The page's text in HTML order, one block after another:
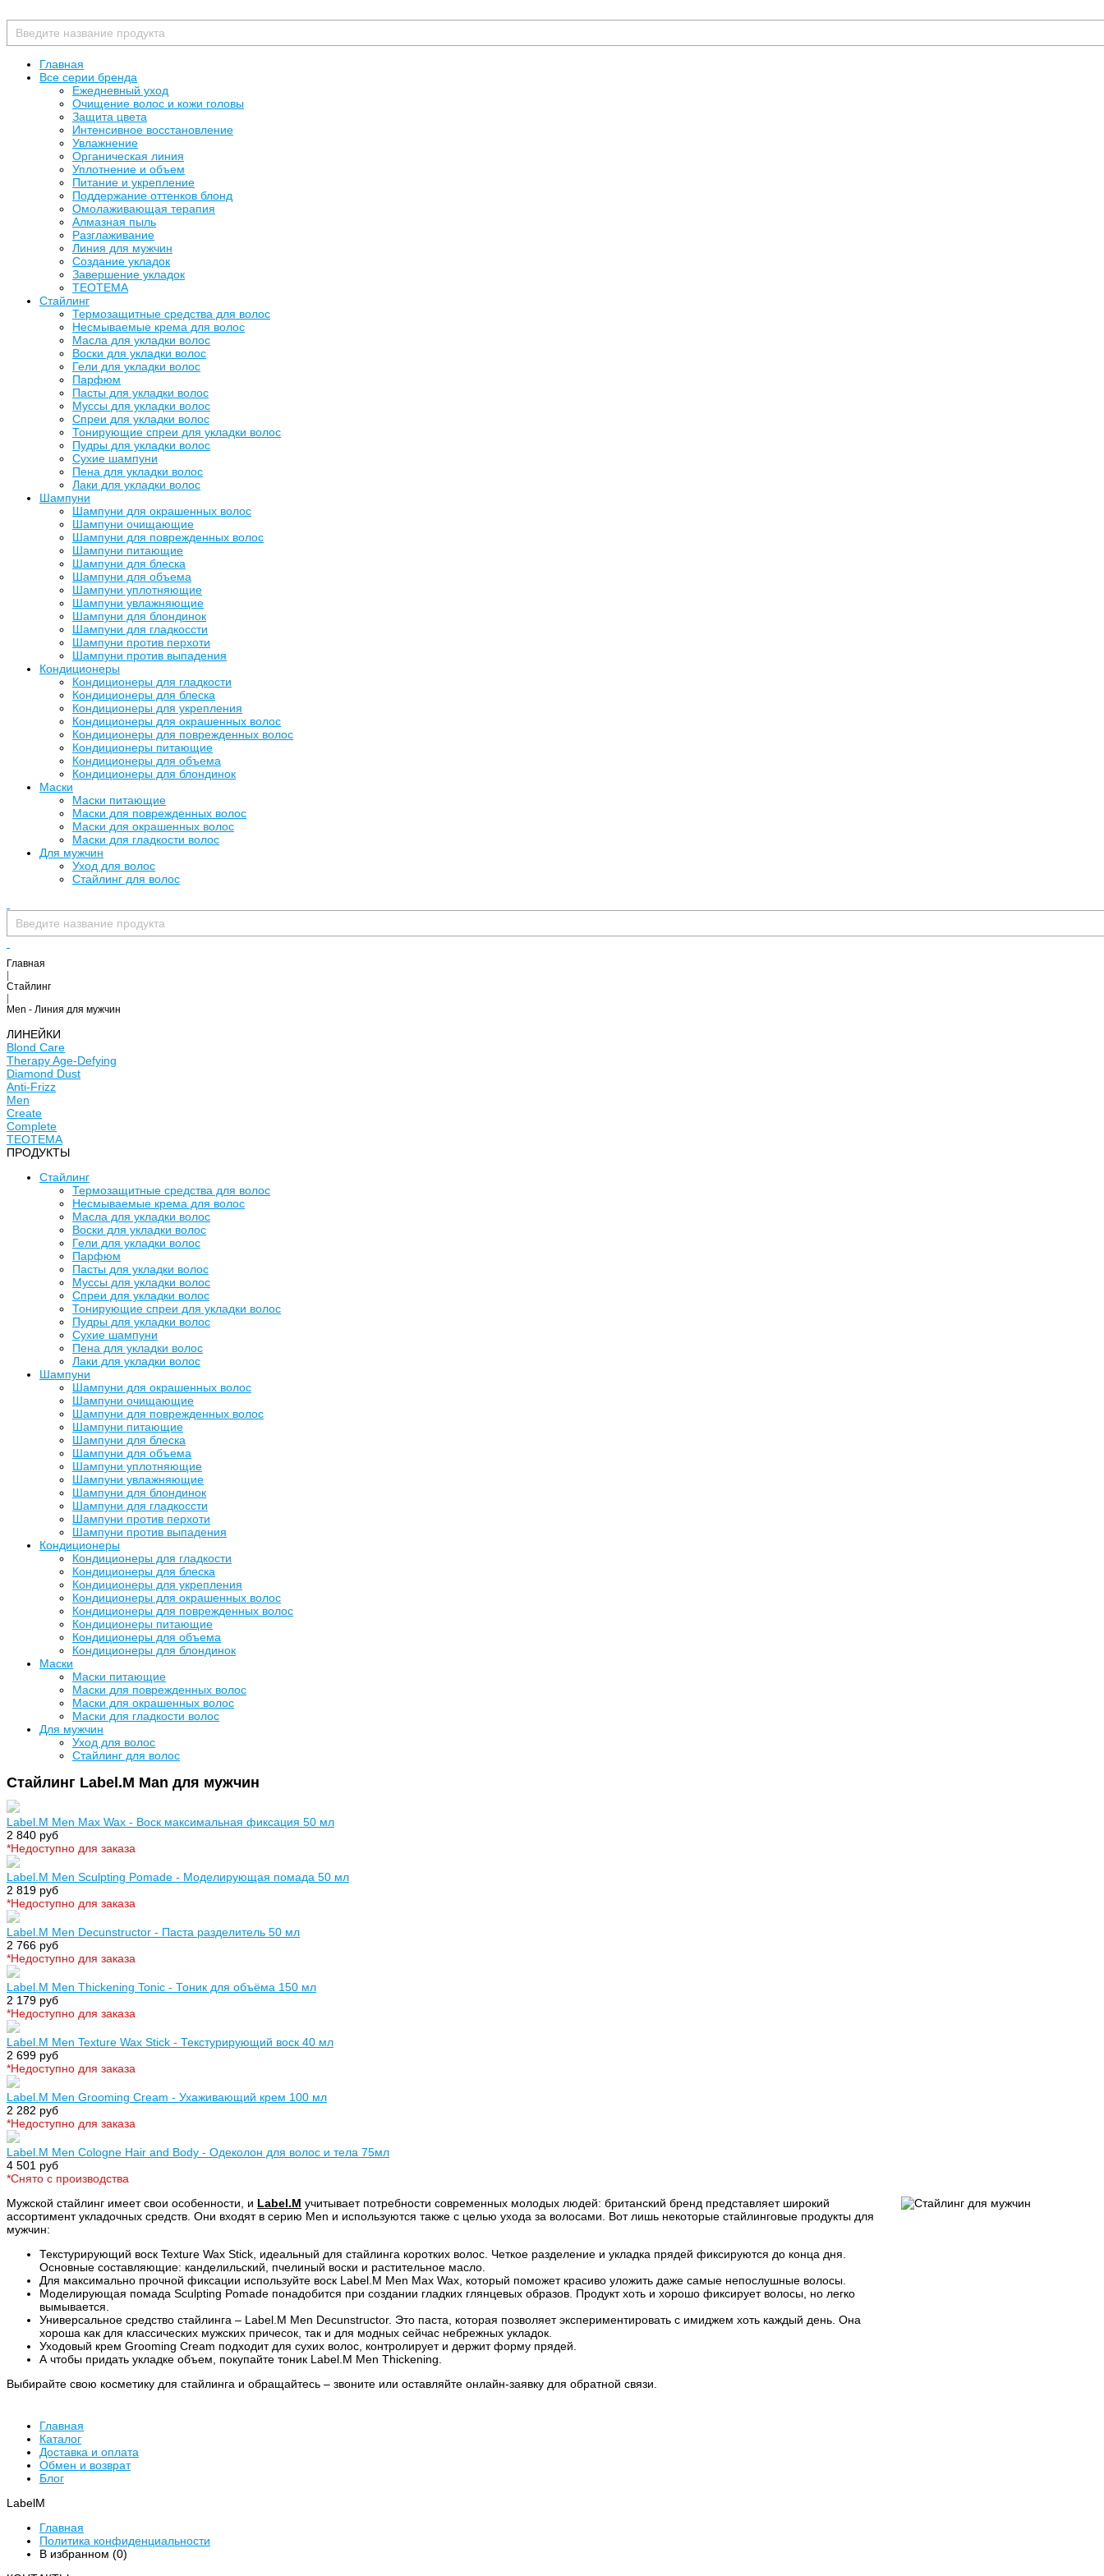
Главная
Все серии бренда
Ежедневный уход
Очищение волос и кожи головы
Защита цвета
Интенсивное восстановление
Увлажнение
Органическая линия
Уплотнение и объем
Питание и укрепление
Поддержание оттенков блонд
Омолаживающая терапия
Алмазная пыль
Разглаживание
Линия для мужчин
Создание укладок
Завершение укладок
TEOTEMA
Стайлинг
Термозащитные средства для волос
Несмываемые крема для волос
Масла для укладки волос
Воски для укладки волос
Гели для укладки волос
Парфюм
Пасты для укладки волос
Муссы для укладки волос
Спреи для укладки волос
Тонирующие спреи для укладки волос
Пудры для укладки волос
Сухие шампуни
Пена для укладки волос
Лаки для укладки волос
Шампуни
Шампуни для окрашенных волос
Шампуни очищающие
Шампуни для поврежденных волос
Шампуни питающие
Шампуни для блеска
Шампуни для объема
Шампуни уплотняющие
Шампуни увлажняющие
Шампуни для блондинок
Шампуни для гладкоссти
Шампуни против перхоти
Шампуни против выпадения
Кондиционеры
Кондиционеры для гладкости
Кондиционеры для блеска
Кондиционеры для укрепления
Кондиционеры для окрашенных волос
Кондиционеры для поврежденных волос
Кондиционеры питающие
Кондиционеры для объема
Кондиционеры для блондинок
Маски
Маски питающие
Маски для поврежденных волос
Маски для окрашенных волос
Маски для гладкости волос
Для мужчин
Уход для волос
Стайлинг для волос
Главная
Стайлинг
Men - Линия для мужчин
ЛИНЕЙКИ
Blond Care
Therapy Age-Defying
Diamond Dust
Anti-Frizz
Men
Create
Complete
TEOTEMA
ПРОДУКТЫ
Стайлинг
Термозащитные средства для волос
Несмываемые крема для волос
Масла для укладки волос
Воски для укладки волос
Гели для укладки волос
Парфюм
Пасты для укладки волос
Муссы для укладки волос
Спреи для укладки волос
Тонирующие спреи для укладки волос
Пудры для укладки волос
Сухие шампуни
Пена для укладки волос
Лаки для укладки волос
Шампуни
Шампуни для окрашенных волос
Шампуни очищающие
Шампуни для поврежденных волос
Шампуни питающие
Шампуни для блеска
Шампуни для объема
Шампуни уплотняющие
Шампуни увлажняющие
Шампуни для блондинок
Шампуни для гладкоссти
Шампуни против перхоти
Шампуни против выпадения
Кондиционеры
Кондиционеры для гладкости
Кондиционеры для блеска
Кондиционеры для укрепления
Кондиционеры для окрашенных волос
Кондиционеры для поврежденных волос
Кондиционеры питающие
Кондиционеры для объема
Кондиционеры для блондинок
Маски
Маски питающие
Маски для поврежденных волос
Маски для окрашенных волос
Маски для гладкости волос
Для мужчин
Уход для волос
Стайлинг для волос
Стайлинг Label.M Man для мужчин
Label.M Men Max Wax - Воск максимальная фиксация 50 мл
2 840 руб
*Недоступно для заказа
Label.M Men Sculpting Pomade - Моделирующая помада 50 мл
2 819 руб
*Недоступно для заказа
Label.M Men Decunstructor - Паста разделитель 50 мл
2 766 руб
*Недоступно для заказа
Label.M Men Thickening Tonic - Тоник для объёма 150 мл
2 179 руб
*Недоступно для заказа
Label.M Men Texture Wax Stick - Текстурирующий воск 40 мл
2 699 руб
*Недоступно для заказа
Label.M Men Grooming Cream - Ухаживающий крем 100 мл
2 282 руб
*Недоступно для заказа
Label.M Men Cologne Hair and Body - Одеколон для волос и тела 75мл
4 501 руб
*Cнято с производства
Мужской стайлинг имеет свои особенности, и Label.M учитывает потребности современных молодых людей: британский бренд представляет широкий
ассортимент укладочных средств. Они входят в серию Men и используются также с целью ухода за волосами. Вот лишь некоторые стайлинговые продукты для
мужчин:
Текстурирующий воск Texture Wax Stick, идеальный для стайлинга коротких волос. Четкое разделение и укладка прядей фиксируются до конца дня.
Основные составляющие: канделильский, пчелиный воски и растительное масло.
Для максимально прочной фиксации используйте воск Label.M Men Max Wax, который поможет красиво уложить даже самые непослушные волосы.
Моделирующая помада Sculpting Pomade понадобится при создании гладких глянцевых образов. Продукт хоть и хорошо фиксирует волосы, но легко
вымывается.
Универсальное средство стайлинга – Label.M Men Decunstructor. Это паста, которая позволяет экспериментировать с имиджем хоть каждый день. Она
хороша как для классических мужских причесок, так и для модных сейчас небрежных укладок.
Уходовый крем Grooming Cream подходит для сухих волос, контролирует и держит форму прядей.
А чтобы придать укладке объем, покупайте тоник Label.M Men Thickening.
Выбирайте свою косметику для стайлинга и обращайтесь – звоните или оставляйте онлайн-заявку для обратной связи.
Главная
Каталог
Доставка и оплата
Обмен и возврат
Блог
LabelM
Главная
Политика конфиденциальности
В избранном (0)